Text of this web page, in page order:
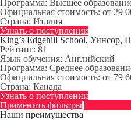
Программа: Высшее
Официальная стоимость: от 29
Страна: Италия
Узнать о поступлении
King’s Edgehill School, Уинсор,
Рейтинг: 81
Язык обучения: Английский
Программа: Среднее
Официальная стоимость: от 79
Страна: Канада
Узнать о поступлении
Применить фильтры
Наши преимущества